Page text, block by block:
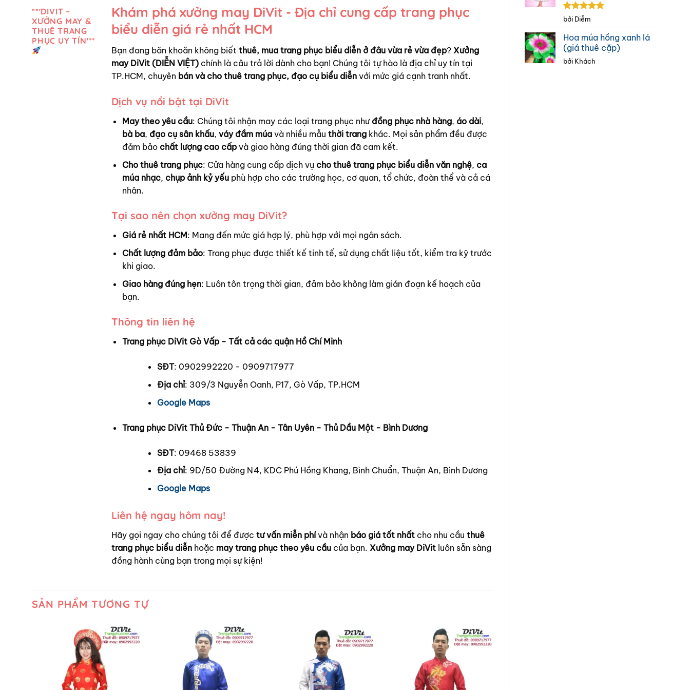
Được xếp
sao
bởi Diễm
Hoa múa hồng xanh lá
(giá thuê cặp)
bởi Khách
**'DIVIT –
XƯỞNG MAY &
THUÊ TRANG
PHỤC UY TÍN'**
Khám phá xưởng may DiVit - Địa chỉ cung cấp trang phục
biểu diễn giá rẻ nhất HCM
Bạn đang băn khoăn không biết thuê, mua trang phục biểu diễn ở đâu vừa rẻ vừa đẹp? Xưởng
may DiVit (DIỄN VIỆT)chính là câu trả lời dành cho bạn! Chúng tôi tự hào là địa chỉ uy tín tại
TP.HCM, chuyên bán và cho thuê trang phục, đạo cụ biểu diễnvới mức giá cạnh tranh nhất.
Dịch vụ nổi bật tại DiVit
May theo yêu cầu: Chúng tôi nhận may các loại trang phục như đồng phục nhà hàng, áo dài,
bà ba, đạo cụ sân khấu, váy đầm múavà nhiều mẫu thời trangkhác. Mọi sản phẩm đều được
đảm bảo chất lượng cao cấpvà giao hàng đúng thời gian đã cam kết.
Cho thuê trang phục: Cửa hàng cung cấp dịch vụ cho thuê trang phục biểu diễn văn nghệ, ca
múa nhạc, chụp ảnh kỷ yếuphù hợp cho các trường học, cơ quan, tổ chức, đoàn thể và cả cá
nhân.
Tại sao nên chọn xưởng may DiVit?
Giá rẻ nhất HCM: Mang đến mức giá hợp lý, phù hợp với mọi ngân sách.
Chất lượng đảm bảo: Trang phục được thiết kế tinh tế, sử dụng chất liệu tốt, kiểm tra kỹ trước
khi giao.
Giao hàng đúng hẹn: Luôn tôn trọng thời gian, đảm bảo không làm gián đoạn kế hoạch của
bạn.
Thông tin liên hệ
Trang phục DiVit Gò Vấp - Tất cả các quận Hồ Chí Minh
SĐT: 0902992220 - 0909717977
Địa chỉ: 309/3 Nguyễn Oanh, P17, Gò Vấp, TP.HCM
Google Maps
Trang phục DiVit Thủ Đức - Thuận An - Tân Uyên - Thủ Dầu Một - Bình Dương
SĐT: 09468 53839
Địa chỉ: 9D/50 Đường N4, KDC Phú Hồng Khang, Bình Chuẩn, Thuận An, Bình Dương
Google Maps
Liên hệ ngay hôm nay!
Hãy gọi ngay cho chúng tôi để được tư vấn miễn phívà nhận báo giá tốt nhấtcho nhu cầu thuê
trang phục biểu diễnhoặc may trang phục theo yêu cầucủa bạn. Xưởng may DiVitluôn sẵn sàng
đồng hành cùng bạn trong mọi sự kiện!
SẢN PHẨM TƯƠNG TỰ